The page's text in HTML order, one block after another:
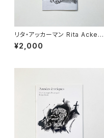
リタ・アッカーマン Rita Acker
mann / リチャード・カーン Ri
chard Kern | Noniggaho / R
¥2,000